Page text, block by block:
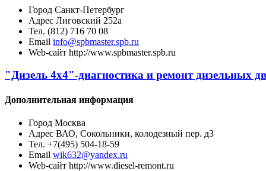
Город Санкт-Петербург
Адрес Лиговский 252а
Тел. (812) 716 70 08
Email info@spbmaster.spb.ru
Web-сайт http://www.spbmaster.spb.ru
"Дизель 4х4"-диагностика и ремонт дизельных
Дополнительная информация
Город Москва
Адрес ВАО, Сокольники, колодезный пер. д3
Тел. +7(495) 504-18-59
Email wik632@yandex.ru
Web-сайт http://www.diesel-remont.ru